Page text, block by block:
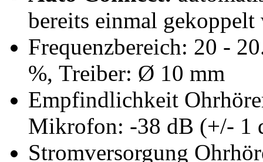
bereits einmal gekoppelt
Frequenzbereich: 20 -
%, Treiber: Ø 10 mm
Empfindlichkeit
Mikrofon: -38 dB (+/- 1
Stromversorgung